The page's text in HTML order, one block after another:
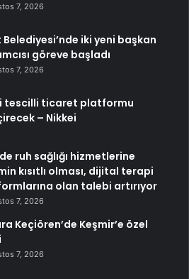
7, 2026
iki yeni başkan
göreve başladı
7, 2026
tescilli ticaret platformu
– Nikkei
ruh sağlığı hizmetlerine
kısıtlı olması, dijital terapi
olan talebi artırıyor
7, 2026
Keçiören’de Keşmir’e özel
7, 2026